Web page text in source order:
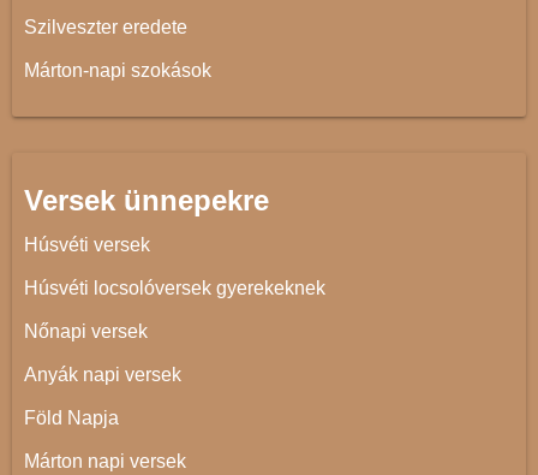
Szilveszter eredete
Márton-napi szokások
Versek ünnepekre
Húsvéti versek
Húsvéti locsolóversek gyerekeknek
Nőnapi versek
Anyák napi versek
Föld Napja
Márton napi versek